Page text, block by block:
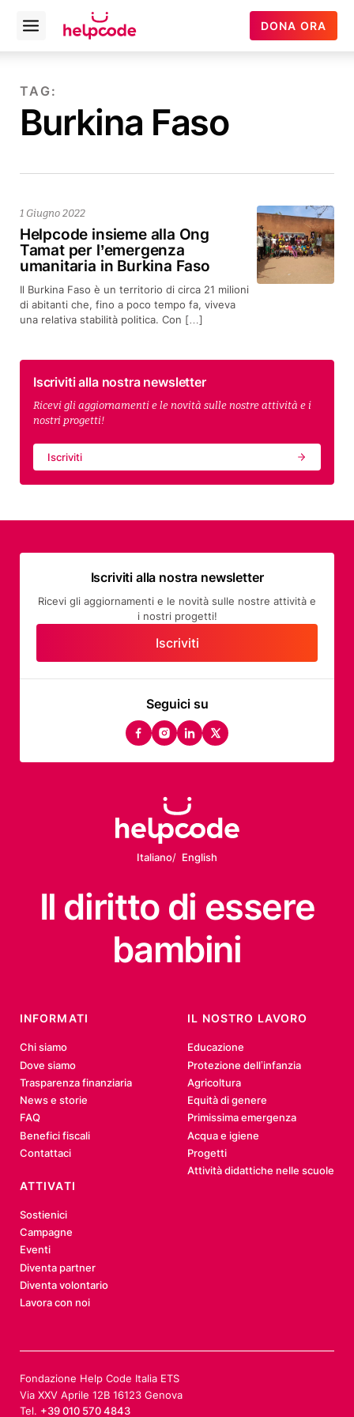
contenuto
Helpcode
Italia
Open
menu
DONA ORA
TAG:
Burkina Faso
Helpcode insieme alla Ong
Tamat per l’emergenza
umanitaria in Burkina Faso
1 Giugno 2022
Il Burkina Faso è un territorio di circa 21 milioni
di abitanti che, fino a poco tempo fa, viveva
una relativa stabilità politica. Con […]
Iscriviti alla nostra newsletter
Ricevi gli aggiornamenti e le novità sulle nostre attività e i
nostri progetti!
Iscriviti
Seguici su
facebook
instagram
linkedin
twitter
Iscriviti alla nostra newsletter
Ricevi gli aggiornamenti e le novità sulle nostre attività e
i nostri progetti!
Iscriviti
Italiano English
Il diritto di essere
bambini
INFORMATI
Chi siamo
Dove siamo
Trasparenza finanziaria
News e storie
FAQ
Benefici fiscali
Contattaci
IL NOSTRO LAVORO
Educazione
Protezione dell’infanzia
Agricoltura
Equità di genere
Primissima emergenza
Acqua e igiene
Progetti
Attività didattiche nelle scuole
ATTIVATI
Sostienici
Campagne
Eventi
Diventa partner
Diventa volontario
Lavora con noi
Fondazione Help Code Italia ETS
Via XXV Aprile 12B 16123 Genova
Tel. +39 010 570 4843